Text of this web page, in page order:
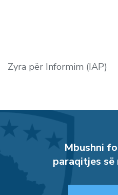
Zyra për Informim (IAP)
Mbushni
paraqitjes